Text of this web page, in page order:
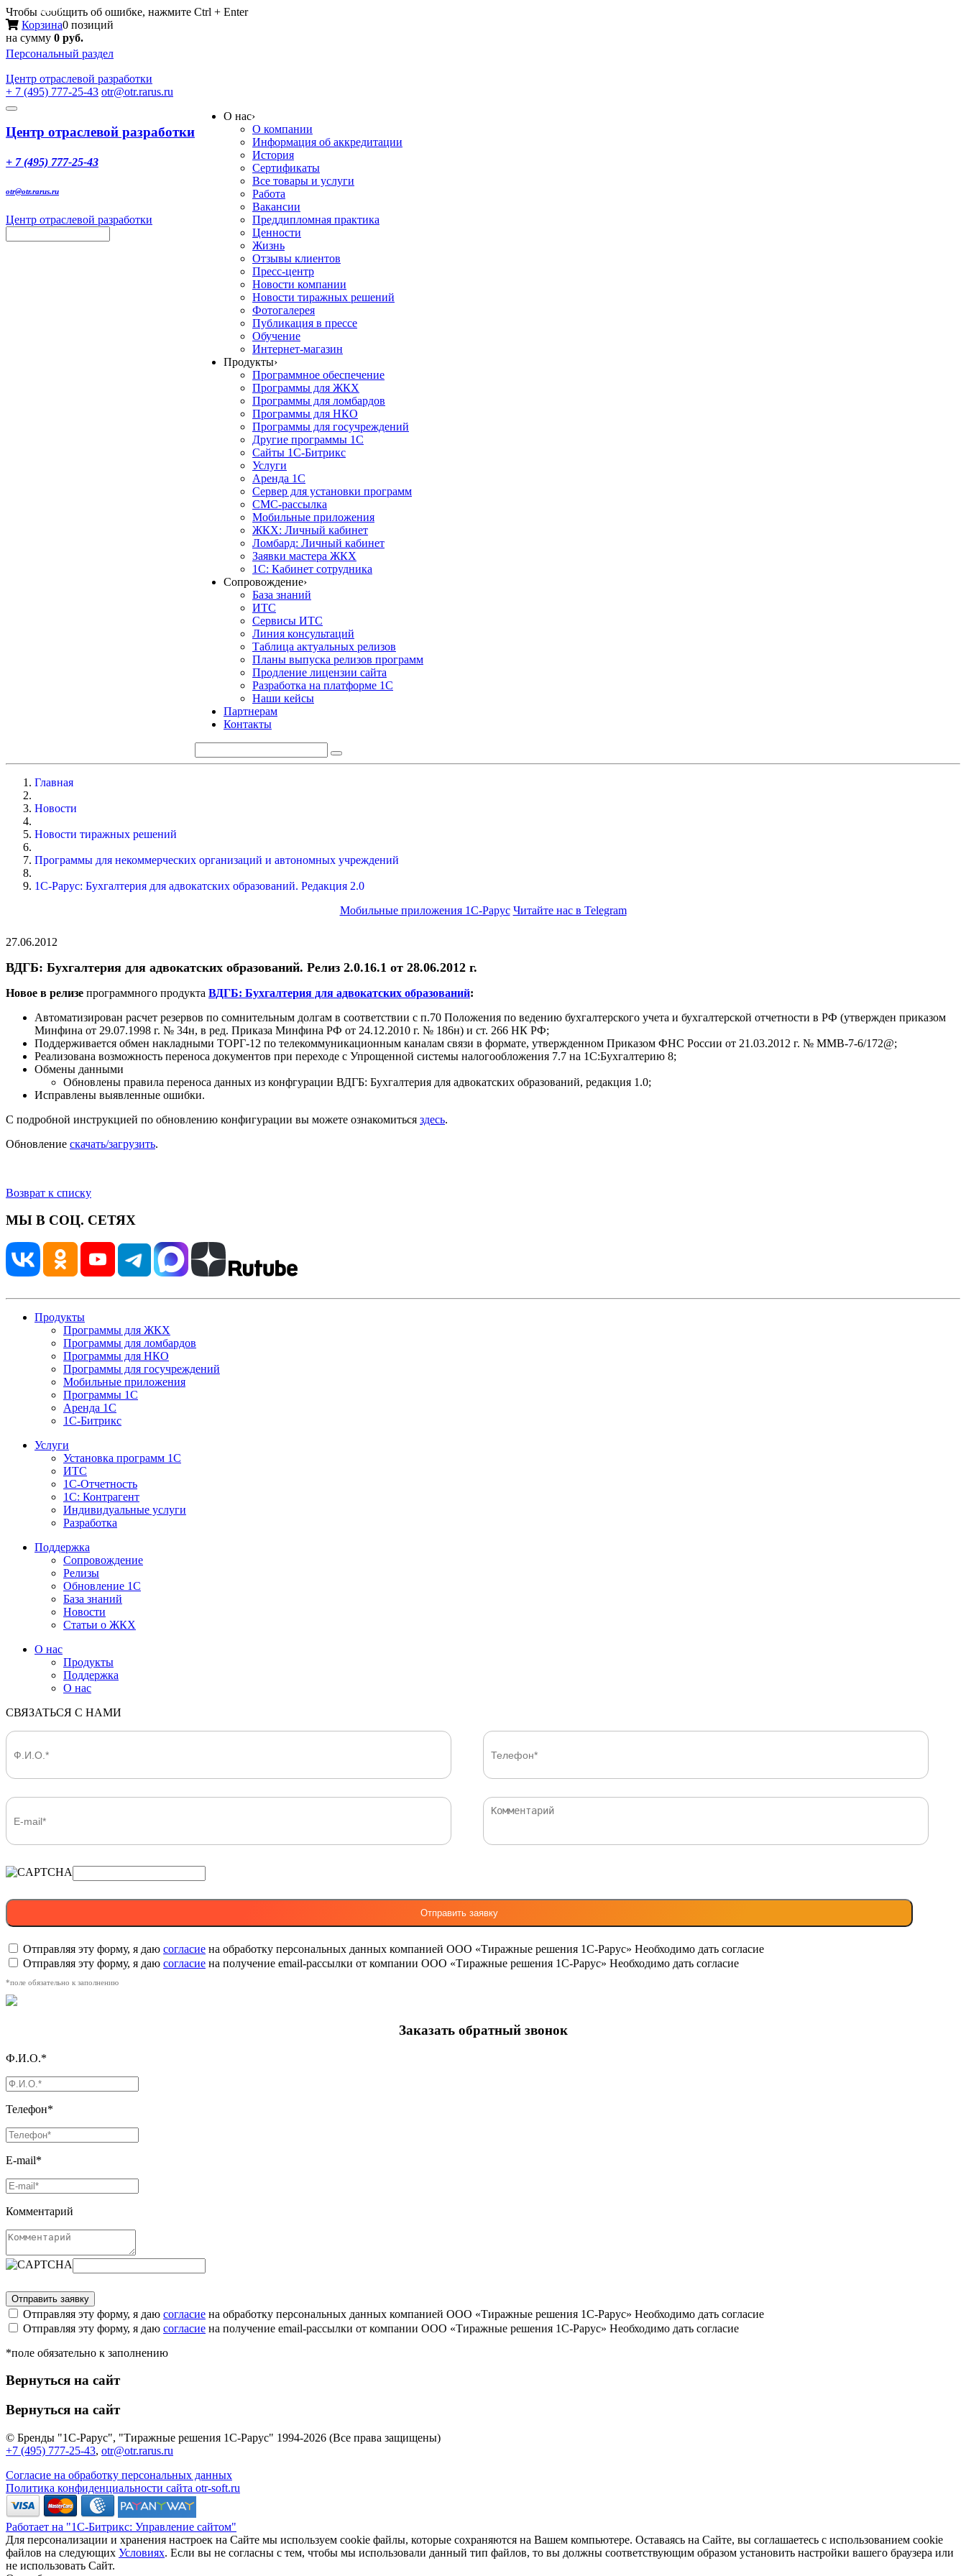
Чтобы сообщить об ошибке, нажмите Ctrl + Enter
Корзина0 позиций
на сумму 0 руб.
Персональный раздел
Центр отраслевой разработки
+ 7 (495) 777-25-43 otr@otr.rarus.ru
Toggle
Меню
Центр отраслевой разработки
+ 7 (495) 777-25-43
otr@otr.rarus.ru
Центр отраслевой разработки
О нас›
О компании
Информация об аккредитации
История
Сертификаты
Все товары и услуги
Работа
Вакансии
Преддипломная практика
Ценности
Жизнь
Отзывы клиентов
Пресс-центр
Новости компании
Новости тиражных решений
Фотогалерея
Публикация в прессе
Обучение
Интернет-магазин
Продукты›
Программное обеспечение
Программы для ЖКХ
Программы для ломбардов
Программы для НКО
Программы для госучреждений
Другие программы 1С
Сайты 1С-Битрикс
Услуги
Аренда 1С
Сервер для установки программ
СМС-рассылка
Мобильные приложения
ЖКХ: Личный кабинет
Ломбард: Личный кабинет
Заявки мастера ЖКХ
1С: Кабинет сотрудника
Сопровождение›
База знаний
ИТС
Сервисы ИТС
Линия консультаций
Таблица актуальных релизов
Планы выпуска релизов программ
Продление лицензии сайта
Разработка на платформе 1С
Наши кейсы
Партнерам
Контакты
Главная
Новости
Новости тиражных решений
Программы для некоммерческих организаций и автономных учреждений
1С-Рарус: Бухгалтерия для адвокатских образований. Редакция 2.0
Мобильные приложения 1С-Рарус Читайте нас в Telegram
27.06.2012
ВДГБ: Бухгалтерия для адвокатских образований. Релиз 2.0.16.1 от 28.06.2012 г.
Новое в релизе программного продукта ВДГБ: Бухгалтерия для адвокатских образований:
Автоматизирован расчет резервов по сомнительным долгам в соответствии с п.70 Положения по ведению бухгалтерского учета и бухгалтерской отчетности в РФ (утвержден приказом
Минфина от 29.07.1998 г. № 34н, в ред. Приказа Минфина РФ от 24.12.2010 г. № 186н) и ст. 266 НК РФ;
Поддерживается обмен накладными ТОРГ-12 по телекоммуникационным каналам связи в формате, утвержденном Приказом ФНС России от 21.03.2012 г. № ММВ-7-6/172@;
Реализована возможность переноса документов при переходе с Упрощенной системы налогообложения 7.7 на 1С:Бухгалтерию 8;
Обмены данными
Обновлены правила переноса данных из конфгурации ВДГБ: Бухгалтерия для адвокатских образований, редакция 1.0;
Исправлены выявленные ошибки.
С подробной инструкцией по обновлению конфигурации вы можете ознакомиться здесь.
Обновление скачать/загрузить.
Возврат к списку
МЫ В СОЦ. СЕТЯХ
Продукты
Программы для ЖКХ
Программы для ломбардов
Программы для НКО
Программы для госучреждений
Мобильные приложения
Программы 1С
Аренда 1С
1С-Битрикс
Услуги
Установка программ 1С
ИТС
1С-Отчетность
1С: Контрагент
Индивидуальные услуги
Разработка
Поддержка
Сопровождение
Релизы
Обновление 1С
База знаний
Новости
Статьи о ЖКХ
О нас
Продукты
Поддержка
О нас
СВЯЗАТЬСЯ С НАМИ
Отправляя эту форму, я даю согласие на обработку персональных данных компанией ООО «Тиражные решения 1С-Рарус» Необходимо дать согласие
Отправляя эту форму, я даю согласие на получение email-рассылки от компании ООО «Тиражные решения 1С-Рарус» Необходимо дать согласие
*поле обязательно к заполнению
Заказать обратный звонок
Ф.И.О.*
Телефон*
E-mail*
Комментарий
Отправляя эту форму, я даю согласие на обработку персональных данных компанией ООО «Тиражные решения 1С-Рарус» Необходимо дать согласие
Отправляя эту форму, я даю согласие на получение email-рассылки от компании ООО «Тиражные решения 1С-Рарус» Необходимо дать согласие
*поле обязательно к заполнению
Вернуться на сайт
Вернуться на сайт
© Бренды "1С-Рарус", "Тиражные решения 1С-Рарус" 1994-2026 (Все права защищены)
+7 (495) 777-25-43, otr@otr.rarus.ru
Согласие на обработку персональных данных
Политика конфиденциальности сайта otr-soft.ru
Работает на "1С-Битрикс: Управление сайтом"
Для персонализации и хранения настроек на Сайте мы используем cookie файлы, которые сохраняются на Вашем компьютере. Оставаясь на Сайте, вы соглашаетесь с использованием cookie
файлов на следующих Условиях. Если вы не согласны с тем, чтобы мы использовали данный тип файлов, то вы должны соответствующим образом установить настройки вашего браузера или
не использовать Сайт.